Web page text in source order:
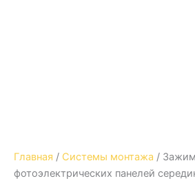
Главная / Системы монтажа /
фотоэлектрических панелей